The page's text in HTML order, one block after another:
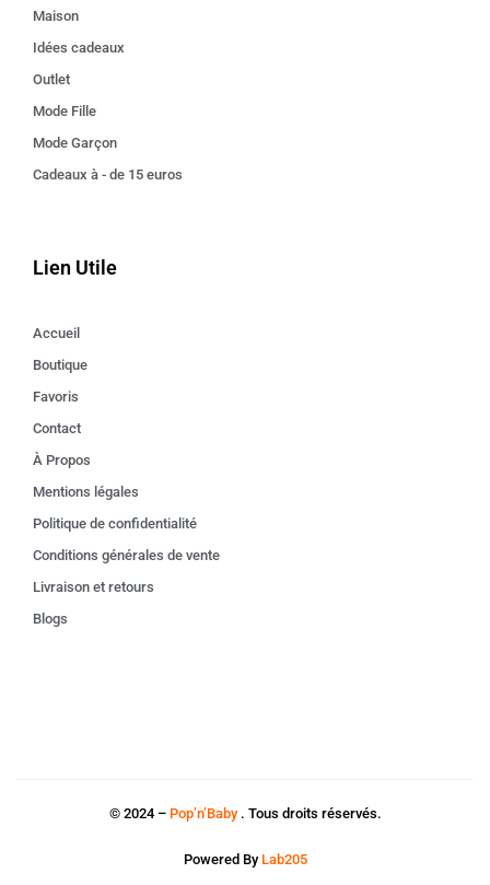
Maison
Idées cadeaux
Outlet
Mode Fille
Mode Garçon
Cadeaux à - de 15 euros
Lien Utile
Accueil
Boutique
Favoris
Contact
À Propos
Mentions légales
Politique de confidentialité
Conditions générales de vente
Livraison et retours
Blogs
© 2024 – Pop’n’Baby. Tous droits réservés.
Powered By Lab205